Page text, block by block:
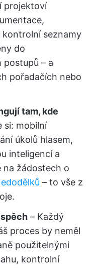
projektoví
seznamy
do
– a
pořadačích nebo
tam, kde
si: mobilní
úkolů hlasem,
inteligencí a
na žádostech o
– to vše z
– Každý
proces by neměl
použitelnými
kontrolní